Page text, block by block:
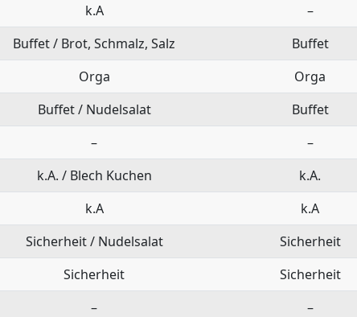
k.A –
Buffet / Brot, Schmalz, Salz Buffet
Orga Orga
Buffet / Nudelsalat Buffet
– –
k.A. / Blech Kuchen k.A.
k.A k.A
Sicherheit / Nudelsalat Sicherheit
Sicherheit Sicherheit
– –